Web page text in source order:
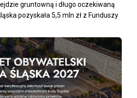
gruntowną i długo oczekiwaną
pozyskała 5,5 mln zł z Funduszy